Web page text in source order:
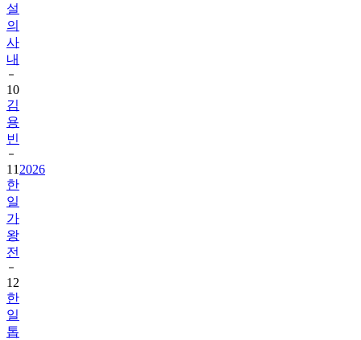
설
의
사
내
10
김
용
빈
11 2026
한
일
가
왕
전
12
한
일
톱